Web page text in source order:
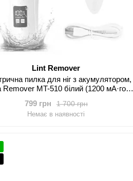
Lint Remover
пилка для ніг з акумулятором,
Remover MT-510 білий (1200 мА·год,
1 700 грн
799 грн
Немає в наявності